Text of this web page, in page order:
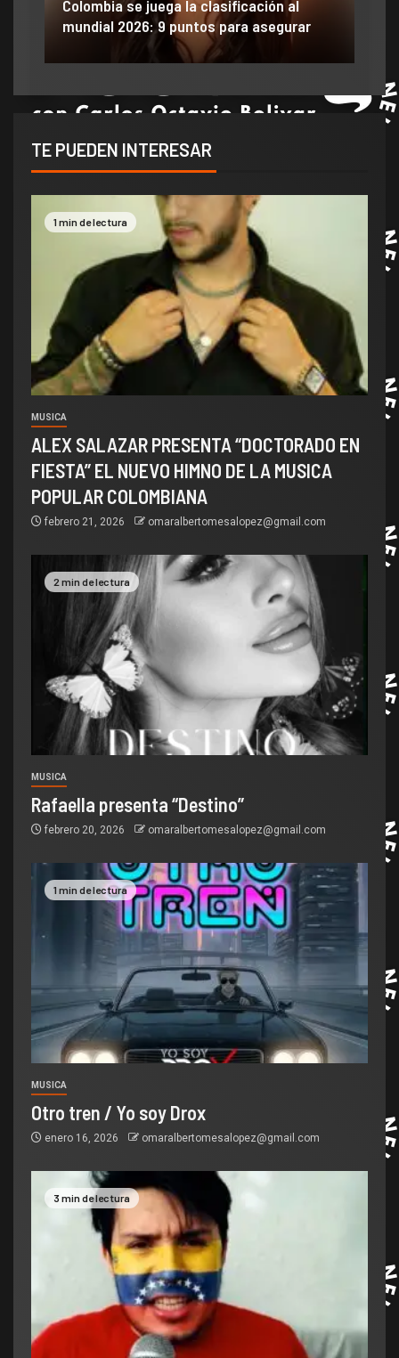
Colombia se juega la clasificación al
mundial 2026: 9 puntos para asegurar
TE PUEDEN INTERESAR
1 min de lectura
MUSICA
ALEX SALAZAR PRESENTA “DOCTORADO EN
FIESTA” EL NUEVO HIMNO DE LA MUSICA
POPULAR COLOMBIANA
febrero 21, 2026 omaralbertomesalopez@gmail.com
2 min de lectura
MUSICA
Rafaella presenta “Destino”
febrero 20, 2026 omaralbertomesalopez@gmail.com
1 min de lectura
MUSICA
Otro tren / Yo soy Drox
enero 16, 2026 omaralbertomesalopez@gmail.com
3 min de lectura